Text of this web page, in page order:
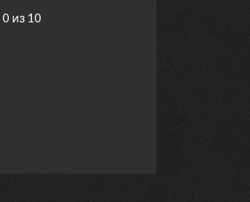
0 из 10